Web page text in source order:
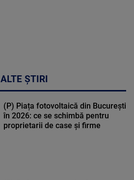
ALTE ȘTIRI
(P) Piața fotovoltaică din București
în 2026: ce se schimbă pentru
proprietarii de case și firme